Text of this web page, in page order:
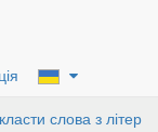
слова з літер